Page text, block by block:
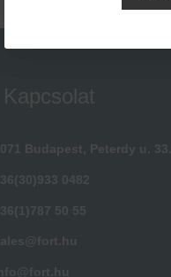
Kapcsolat
Budapest, Peterdy u. 33.
0482
50 55